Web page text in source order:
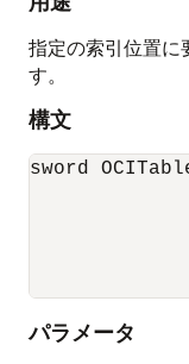
指定の索引位置に
す。
構文
sword
パラメータ